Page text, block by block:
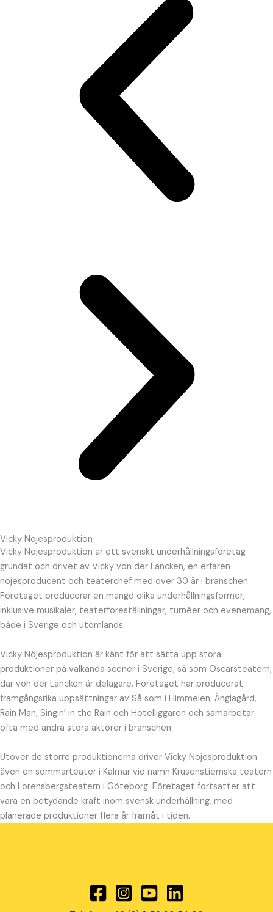
Vicky Nöjesproduktion
Vicky Nöjesproduktion är ett svenskt underhållningsföretag
grundat och drivet av Vicky von der Lancken, en erfaren
nöjesproducent och teaterchef med över 30 år i branschen.
Företaget producerar en mängd olika underhållningsformer,
inklusive musikaler, teaterföreställningar, turnéer och evenemang,
både i Sverige och utomlands.
Vicky Nöjesproduktion är känt för att sätta upp stora
produktioner på välkända scener i Sverige, så som Oscarsteatern,
där von der Lancken är delägare. Företaget har producerat
framgångsrika uppsättningar av Så som i Himmelen, Änglagård,
Rain Man, Singin’ in the Rain och Hotelliggaren och samarbetar
ofta med andra stora aktörer i branschen.
Utöver de större produktionerna driver Vicky Nöjesproduktion
även en sommarteater i Kalmar vid namn Krusenstiernska teatern
och Lorensbergsteatern i Göteborg. Företaget fortsätter att
vara en betydande kraft inom svensk underhållning, med
planerade produktioner flera år framåt i tiden.